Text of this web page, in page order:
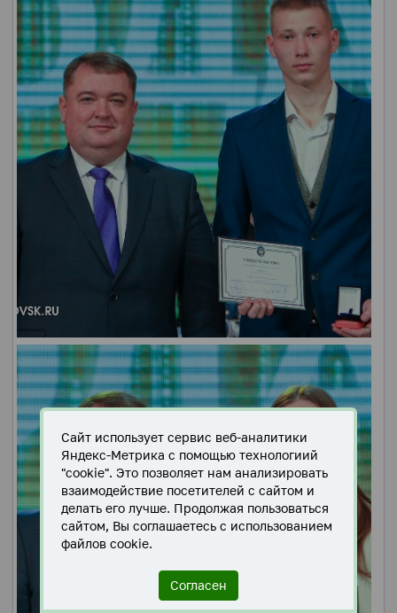
Сайт использует сервис веб-аналитики
Яндекс-Метрика с помощью технологиий
"cookie". Это позволяет нам анализировать
взаимодействие посетителей с сайтом и
делать его лучше. Продолжая пользоваться
сайтом, Вы соглашаетесь с использованием
файлов cookie.
Согласен